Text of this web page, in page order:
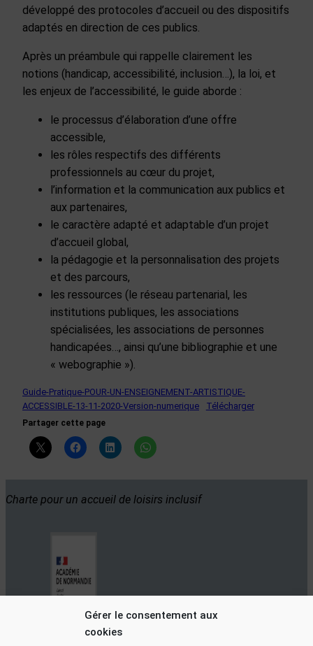
Gérer le consentement aux
cookies
développé des protocoles d’accueil ou des dispositifs
adaptés en direction de ces publics.
Après un préambule qui rappelle clairement les
notions (handicap, accessibilité, inclusion…), la loi, et
les enjeux de l’accessibilité, le guide aborde :
le processus d’élaboration d’une offre
accessible,
les rôles respectifs des différents
professionnels au cœur du projet,
l’information et la communication aux publics et
aux partenaires,
le caractère adapté et adaptable d’un projet
d’accueil global,
la pédagogie et la personnalisation des projets
et des parcours,
les ressources (le réseau partenarial, les
institutions publiques, les associations
spécialisées, les associations de personnes
handicapées…, ainsi qu’une bibliographie et une
« webographie »).
Guide-Pratique-POUR-UN-ENSEIGNEMENT-ARTISTIQUE-
ACCESSIBLE-13-11-2020-Version-numerique
Télécharger
Partager cette page
Charte pour un accueil de loisirs inclusif